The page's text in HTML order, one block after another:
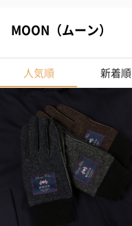
MOON（ムーン）
人気順 新着順